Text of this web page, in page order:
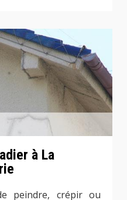
à La
peindre, crépir ou